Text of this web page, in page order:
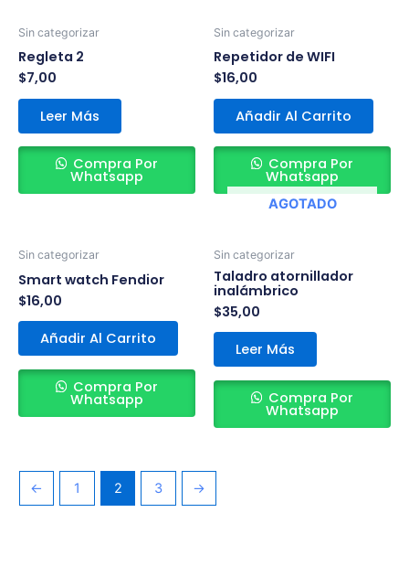
Sin categorizar
Regleta 2
$7,00
Leer Más
Compra Por
Whatsapp
Sin categorizar
Repetidor de WIFI
$16,00
Añadir Al Carrito
Compra Por
Whatsapp
Sin categorizar
Smart watch Fendior
$16,00
Añadir Al Carrito
Compra Por
Whatsapp
AGOTADO
Sin categorizar
Taladro atornillador
inalámbrico
$35,00
Leer Más
Compra Por
Whatsapp
← 1 2 3 →